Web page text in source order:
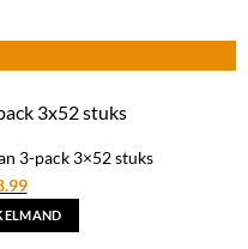
3-pack 3×52 stuks
Huidige
prijs
is: